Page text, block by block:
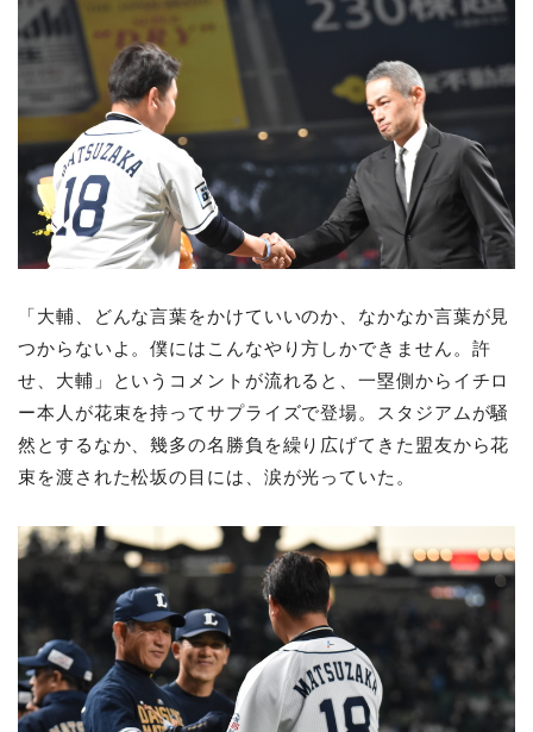
「大輔、どんな言葉をかけていいのか、なかなか言葉が見
つからないよ。僕にはこんなやり方しかできません。許
せ、大輔」というコメントが流れると、一塁側からイチロ
ー本人が花束を持ってサプライズで登場。スタジアムが騒
然とするなか、幾多の名勝負を繰り広げてきた盟友から花
束を渡された松坂の目には、涙が光っていた。